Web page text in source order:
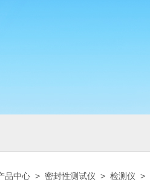
品中心 > 密封性测试仪 > 检测仪 >